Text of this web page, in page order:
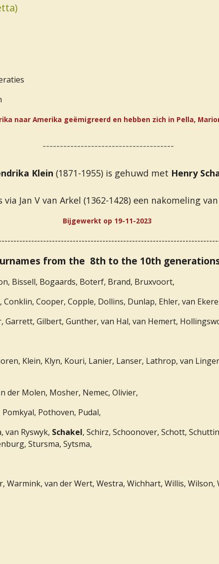
naar Amerika geëmigreerd en hebben zich in Pella,
--------------------------------------
Klein (1871-1955) is gehuwd met Henry
via Jan V van Arkel (1362-1428) een nakomeling
Bijgewerkt op 19-11-2023
from the 8th to the 10th
Bissell, Bogaards, Boterf, Brand, Bruxvoort,
Cooper, Copple, Dollins, Dunlap, Ehler, van
Garrett, Gilbert, Gunther, van Hal, van Hemert,
Klein, Klyn, Kouri, Lanier, Lanser, Lathrop, van
der Molen, Mosher, Nemec, Olivier,
Pothoven, Pudal,
van Ryswyk, Schakel, Schirz, Schoonover, Schott,
Stursma, Sytsma,
Warmink, van der Wert, Westra, Wichhart, Willis,